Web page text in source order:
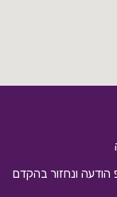
הודעה ונחזור בהקדם